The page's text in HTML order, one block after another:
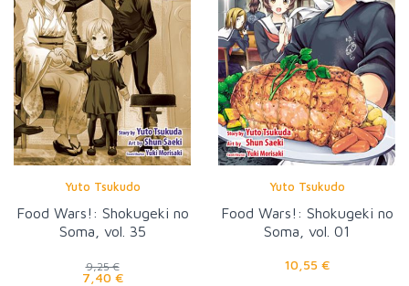
Yuto Tsukudo
Food Wars!: Shokugeki no
Soma, vol. 35
9,25 €
7,40 €
Yuto Tsukudo
Food Wars!: Shokugeki no
Soma, vol. 01
10,55 €